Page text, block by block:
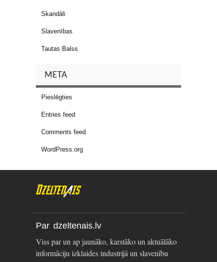
Skandāli
Slavenības
Tautas Balss
META
Pieslēgties
Entries feed
Comments feed
WordPress.org
Par dzeltenais.lv
Viss par un ap jaunāko, karstāko un aktuālāko
informāciju izklaides industrijā un slavenību